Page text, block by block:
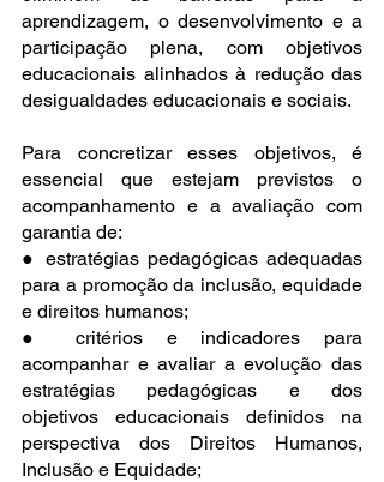
aprendizagem, o desenvolvimento e a
participação plena, com objetivos
educacionais alinhados à redução das
desigualdades educacionais e sociais.
Para concretizar esses objetivos, é
essencial que estejam previstos o
acompanhamento e a avaliação com
garantia de:
● estratégias pedagógicas adequadas
para a promoção da inclusão, equidade
e direitos humanos;
● critérios e indicadores para
acompanhar e avaliar a evolução das
estratégias pedagógicas e dos
objetivos educacionais definidos na
perspectiva dos Direitos Humanos,
Inclusão e Equidade;